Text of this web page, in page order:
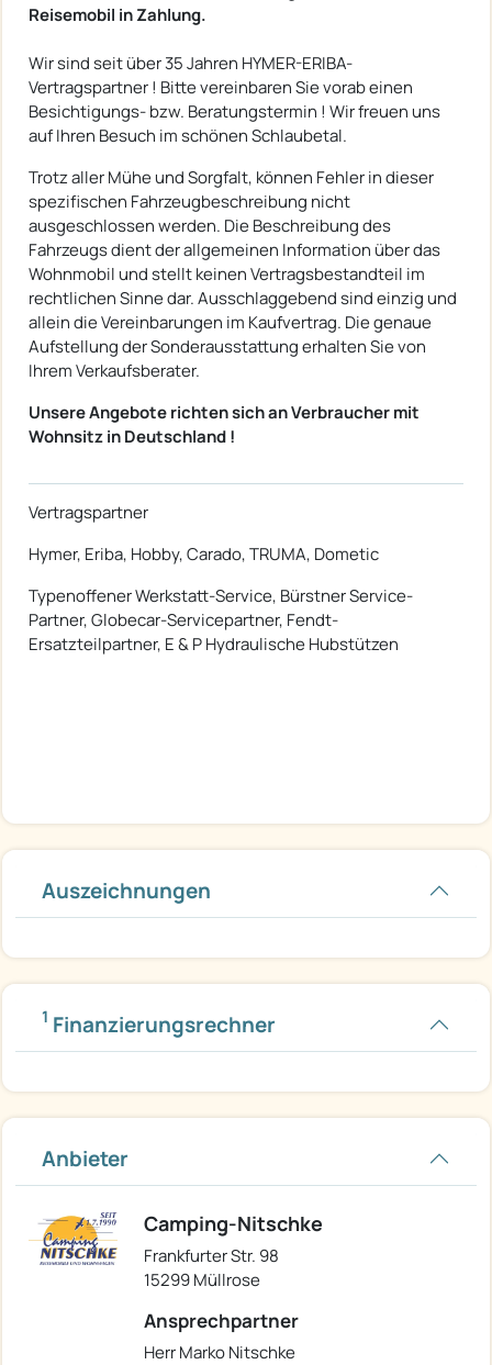
Reisemobil in Zahlung.
Wir sind seit über 35 Jahren HYMER-ERIBA-
Vertragspartner ! Bitte vereinbaren Sie vorab einen
Besichtigungs- bzw. Beratungstermin ! Wir freuen uns
auf Ihren Besuch im schönen Schlaubetal.
Trotz aller Mühe und Sorgfalt, können Fehler in dieser
spezifischen Fahrzeugbeschreibung nicht
ausgeschlossen werden. Die Beschreibung des
Fahrzeugs dient der allgemeinen Information über das
Wohnmobil und stellt keinen Vertragsbestandteil im
rechtlichen Sinne dar. Ausschlaggebend sind einzig und
allein die Vereinbarungen im Kaufvertrag. Die genaue
Aufstellung der Sonderausstattung erhalten Sie von
Ihrem Verkaufsberater.
Unsere Angebote richten sich an Verbraucher mit
Wohnsitz in Deutschland !
Vertragspartner
Hymer, Eriba, Hobby, Carado, TRUMA, Dometic
Typenoffener Werkstatt-Service, Bürstner Service-
Partner, Globecar-Servicepartner, Fendt-
Ersatzteilpartner, E & P Hydraulische Hubstützen
Auszeichnungen
1 Finanzierungsrechner
Anbieter
Camping-Nitschke
Frankfurter Str. 98
15299 Müllrose
Ansprechpartner
Herr Marko Nitschke